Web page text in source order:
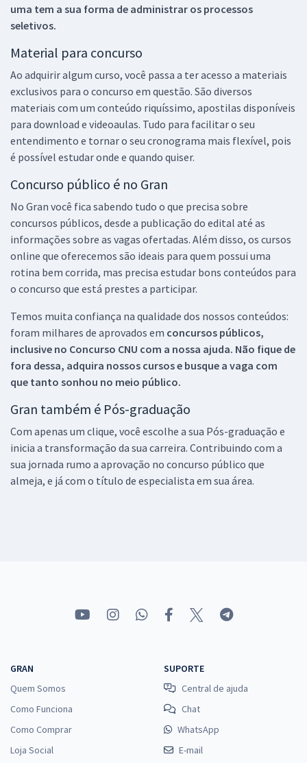
uma tem a sua forma de administrar os processos
seletivos.
Material para concurso
Ao adquirir algum curso, você passa a ter acesso a materiais
exclusivos para o concurso em questão. São diversos
materiais com um conteúdo riquíssimo, apostilas disponíveis
para download e videoaulas. Tudo para facilitar o seu
entendimento e tornar o seu cronograma mais flexível, pois
é possível estudar onde e quando quiser.
Concurso público é no Gran
No Gran você fica sabendo tudo o que precisa sobre
concursos públicos, desde a publicação do edital até as
informações sobre as vagas ofertadas. Além disso, os cursos
online que oferecemos são ideais para quem possui uma
rotina bem corrida, mas precisa estudar bons conteúdos para
o concurso que está prestes a participar.
Temos muita confiança na qualidade dos nossos conteúdos:
foram milhares de aprovados em concursos públicos,
inclusive no Concurso CNU com a nossa ajuda. Não fique de
fora dessa, adquira nossos cursos e busque a vaga com
que tanto sonhou no meio público.
Gran também é Pós-graduação
Com apenas um clique, você escolhe a sua Pós-graduação e
inicia a transformação da sua carreira. Contribuindo com a
sua jornada rumo a aprovação no concurso público que
almeja, e já com o título de especialista em sua área.
GRAN
Quem Somos
Como Funciona
Como Comprar
Loja Social
SUPORTE
Central de ajuda
Chat
WhatsApp
E-mail